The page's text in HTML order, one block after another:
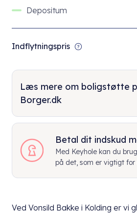
Ved Vonsild Bakke i Kolding er vi
Depositum
Indflytningspris
Læs mere om boligstøtte
Borger.dk
Betal dit indskud
Med Keyhole kan du
på det, som er vigtigt for